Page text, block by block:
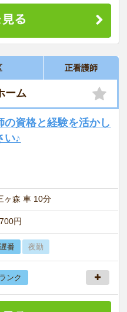
正看護師
ーム
の資格と経験を活かし
い♪
ヶ森 車 10分
円
遅番 夜勤
ンク